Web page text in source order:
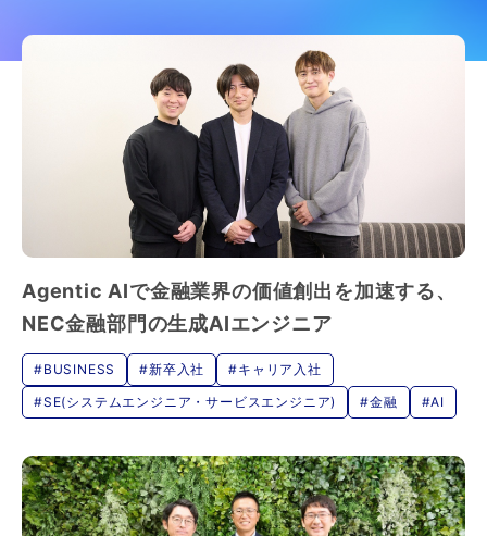
マイページ登録
2028新卒採用
マイページログイン マイページ登録
キャリア採用
募集職種一覧
Agentic AIで金融業界の価値創出を加速する、
NEC金融部門の生成AIエンジニア
#BUSINESS #新卒入社
#キャリア入社
#SE(システムエンジニア・サービスエンジニア)
#金融 #AI